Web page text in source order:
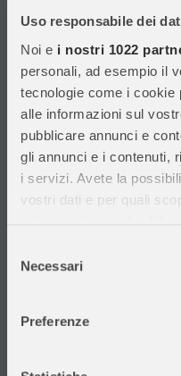
Uso responsabile dei
Noi e i nostri 1022
personali, ad esempio il
tecnologie come i cookie
alle informazioni sul
pubblicare annunci e
gli annunci e i contenuti,
i servizi. Avete la
vostri dati e per quali
modificare o revocare il
momento dalla
delNecessari
Preferenze
soddisfare